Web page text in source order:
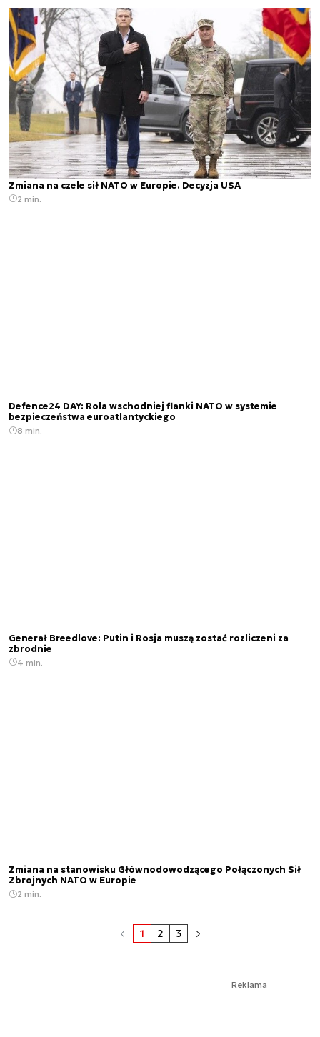
Zmiana na czele sił NATO w Europie. Decyzja USA
2 min.
Defence24 DAY: Rola wschodniej flanki NATO w systemie
bezpieczeństwa euroatlantyckiego
8 min.
Generał Breedlove: Putin i Rosja muszą zostać rozliczeni za
zbrodnie
4 min.
Zmiana na stanowisku Głównodowodzącego Połączonych Sił
Zbrojnych NATO w Europie
2 min.
1 2 3
Reklama